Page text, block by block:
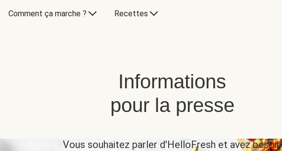
Comment ça marche ? Recettes
Informations
pour la presse
Vous souhaitez parler d'HelloFresh et avez besoin